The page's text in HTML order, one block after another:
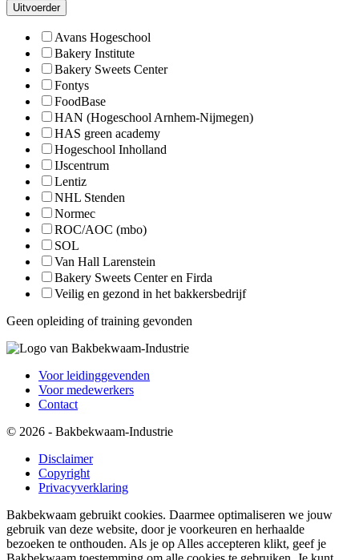
Uitvoerder
Avans Hogeschool
Bakery Institute
Bakery Sweets Center
Fontys
FoodBase
HAN (Hogeschool Arnhem-Nijmegen)
HAS green academy
Hogeschool Inholland
IJscentrum
Lentiz
NHL Stenden
Normec
ROC/AOC (mbo)
SOL
Van Hall Larenstein
Bakery Sweets Center en Firda
Veilig en gezond in het bakkersbedrijf
Geen opleiding of training gevonden
Voor leidinggevenden
Voor medewerkers
Contact
© 2026 - Bakbekwaam-Industrie
Disclaimer
Copyright
Privacyverklaring
Bakbekwaam gebruikt cookies. Daarmee optimaliseren we jouw
gebruik van deze website, door je voorkeuren en herhaalde
bezoeken te onthouden. Als je op Alles accepteren klikt, geef je